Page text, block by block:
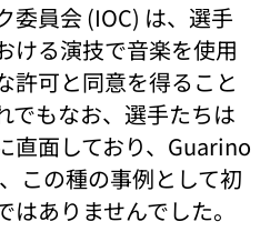
委員会 (IOC) は、選手
ける演技で音楽を使用
許可と同意を得ること
でもなお、選手たちは
直面しており、Guarino
この種の事例として初
ありませんでした。